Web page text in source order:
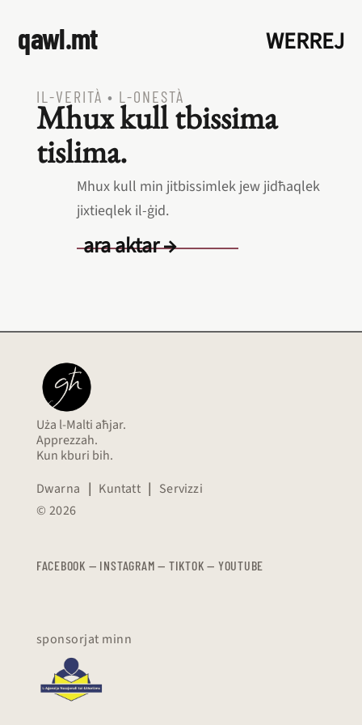
qawl.mt WERREJ
IL‑VERITÀ • L‑ONESTÀ
Mhux kull tbissima
tislima.
Mhux kull min jitbissimlek jew jidħaqlek
jixtieqlek il‑ġid.
ara aktar →
Uża l-Malti aħjar.
Apprezzah.
Kun kburi bih.
Dwarna | Kuntatt | Servizzi
© 2026
FACEBOOK — INSTAGRAM — TIKTOK — YOUTUBE
sponsorjat minn